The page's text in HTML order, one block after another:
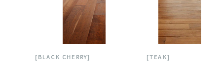
[BLACK CHERRY] [TEAK]